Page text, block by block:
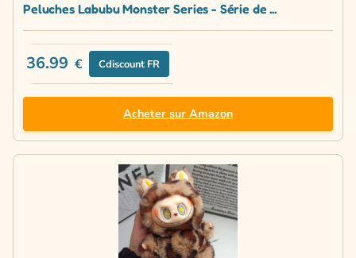
Peluches Labubu Monster Series - Série de ...
36.99 € Cdiscount FR
Acheter sur Amazon